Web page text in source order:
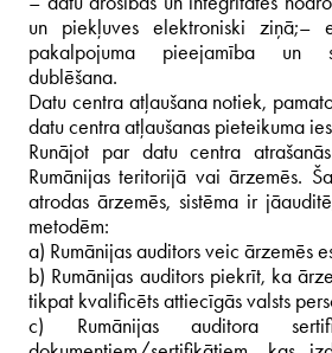
un piekļuves elektroniski ziņā;–
pakalpojuma pieejamība un
dublēšana.
Datu centra atļaušana notiek,
datu centra atļaušanas pieteikuma
Runājot par datu centra
Rumānijas teritorijā vai ārzemēs.
atrodas ārzemēs, sistēma ir
metodēm:
a) Rumānijas auditors veic ārzemēs
b) Rumānijas auditors piekrīt, ka
tikpat kvalificēts attiecīgās valsts
c) Rumānijas auditora